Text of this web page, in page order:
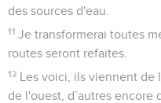
des sources d'eau.
11 Je transformerai toutes
routes seront refaites.
12 Les voici, ils viennent de
de l'ouest, d’autres encore